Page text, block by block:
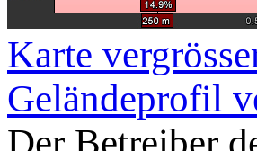
Karte
Geländeprofil